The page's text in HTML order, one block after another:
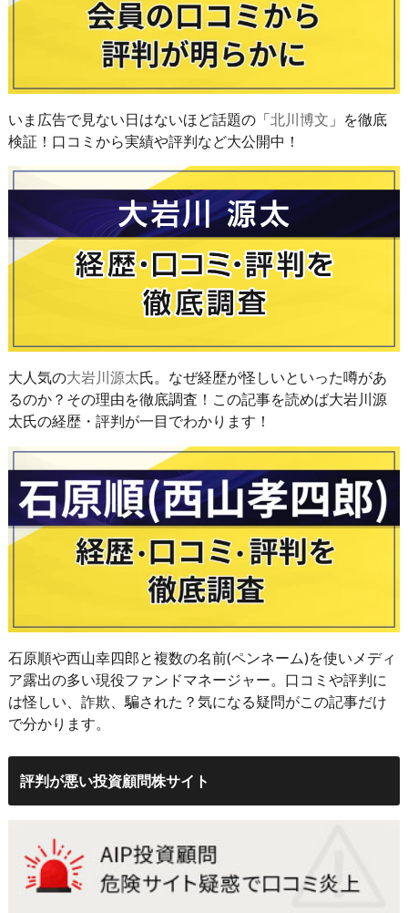
いま広告で見ない日はないほど話題の「北川博文 」を徹底
検証！口コミから実績や評判など大公開中！
大人気の大岩川源太氏。なぜ経歴が怪しいといった噂があ
るのか？その理由を徹底調査！この記事を読めば大岩川源
太氏の経歴・評判が一目でわかります！
石原順や西山幸四郎と複数の名前(ペンネーム)を使いメディ
ア露出の多い現役ファンドマネージャー。口コミや評判に
は怪しい、詐欺、騙された？気になる疑問がこの記事だけ
で分かります。
評判が悪い投資顧問株サイト